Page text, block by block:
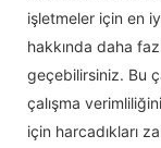
işletmeler için en
hakkında daha
geçebilirsiniz. Bu
çalışma
için harcadıkları